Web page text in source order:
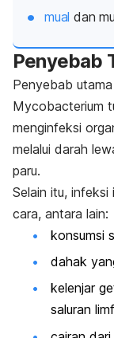
mual dan
Penyebab
Penyebab
Mycobacterium
menginfeksi
melalui darah
paru.
Selain itu,
cara, antara lain:
konsumsi
dahak
kelenjar
saluran